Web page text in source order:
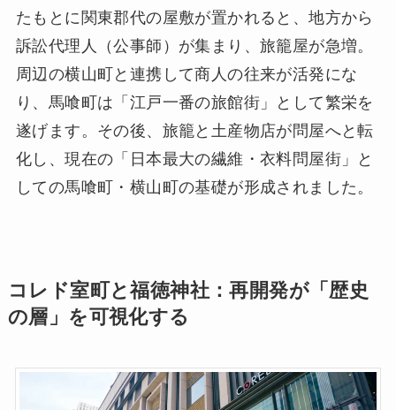
たもとに関東郡代の屋敷が置かれると、地方から
訴訟代理人（公事師）が集まり、旅籠屋が急増。
周辺の横山町と連携して商人の往来が活発にな
り、馬喰町は「江戸一番の旅館街」として繁栄を
遂げます。その後、旅籠と土産物店が問屋へと転
化し、現在の「日本最大の繊維・衣料問屋街」と
しての馬喰町・横山町の基礎が形成されました。
コレド室町と福徳神社：再開発が「歴史
の層」を可視化する